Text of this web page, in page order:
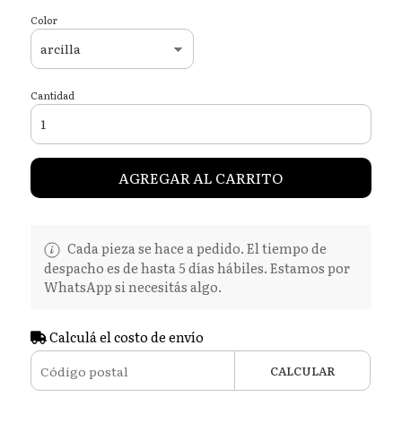
Color
Cantidad
AGREGAR AL CARRITO
Cada pieza se hace a pedido. El tiempo de
despacho es de hasta 5 días hábiles. Estamos por
WhatsApp si necesitás algo.
Calculá el costo de envío
CALCULAR